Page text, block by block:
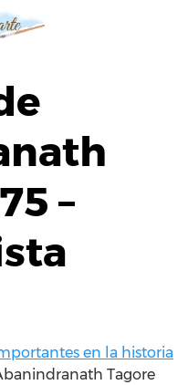
–
en la historia
Tagore